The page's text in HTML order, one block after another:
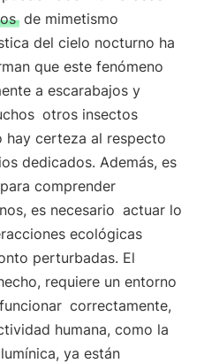
de mimetismo
del cielo nocturno ha
que este fenómeno
a escarabajos y
otros insectos
hay certeza al respecto
dedicados. Además, es
comprender
es necesario actuar lo
ecológicas
perturbadas. El
requiere un entorno
funcionar correctamente,
humana, como la
ya están